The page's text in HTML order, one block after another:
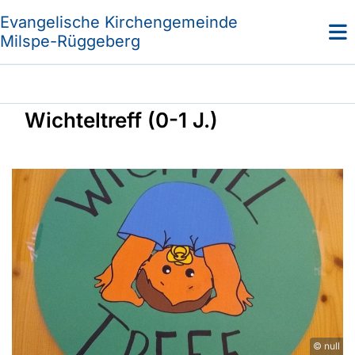
Evangelische Kirchengemeinde
Milspe-Rüggeberg
Wichteltreff (0-1 J.)
© null